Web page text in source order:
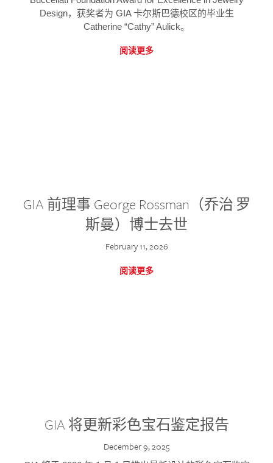
Design，获奖者为 GIA 卡尔斯巴德校区的毕业生
Catherine “Cathy” Aulick。
阅读更多
GIA 前理事 George Rossman（乔治·罗
斯曼）博士去世
February 11, 2026
阅读更多
GIA 将更新彩色宝石鉴定报告
December 9, 2025